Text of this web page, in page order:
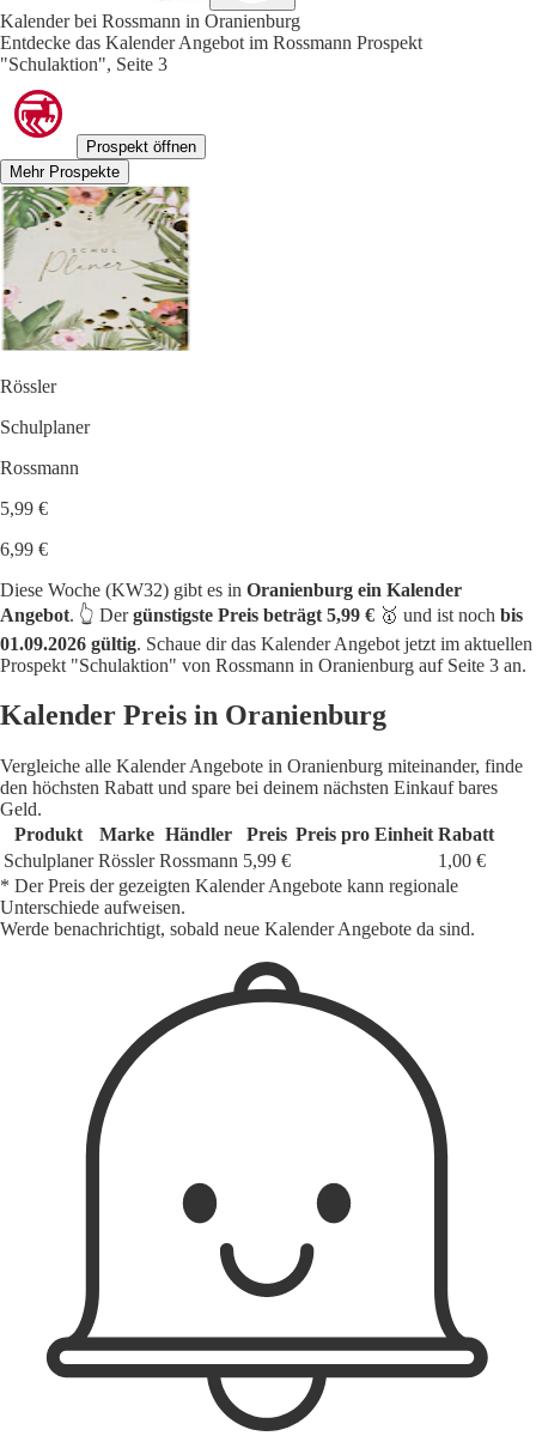
Kalender bei Rossmann in Oranienburg
Entdecke das Kalender Angebot im Rossmann Prospekt
"Schulaktion", Seite 3
Prospekt öffnen
Mehr Prospekte
Rössler
Schulplaner
Rossmann
5,99 €
6,99 €
Diese Woche (KW32) gibt es in Oranienburg ein Kalender
Angebot. 👆 Dergünstigste Preis beträgt 5,99 € 🥇 und ist noch bis
01.09.2026 gültig. Schaue dir das Kalender Angebot jetzt im aktuellen
Prospekt "Schulaktion" von Rossmann in Oranienburg auf Seite 3 an.
Kalender Preis in Oranienburg
Vergleiche alle Kalender Angebote in Oranienburg miteinander, finde
den höchsten Rabatt und spare bei deinem nächsten Einkauf bares
Geld.
Produkt
Marke Händler Preis Preis pro Einheit Rabatt
Schulplaner Rössler Rossmann 5,99 €
1,00 €
* Der Preis der gezeigten Kalender Angebote kann regionale
Unterschiede aufweisen.
Werde benachrichtigt, sobald neue Kalender Angebote da sind.